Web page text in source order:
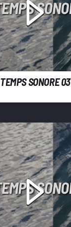
TEMPS SONORE 03